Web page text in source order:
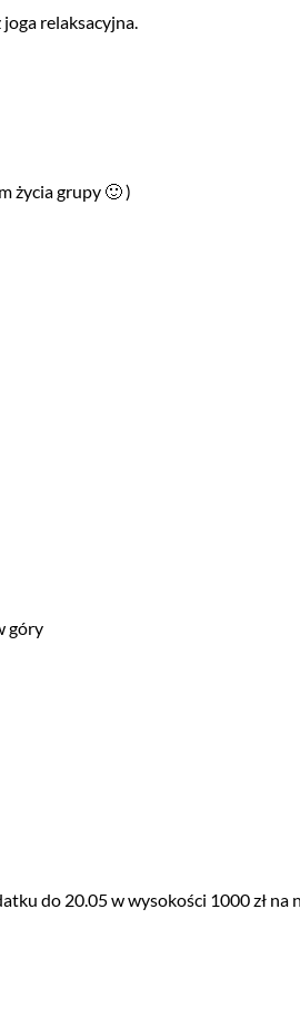
relaksacyjna.
życia grupy 🙂 )
góry
do 20.05 w wysokości 1000 zł na